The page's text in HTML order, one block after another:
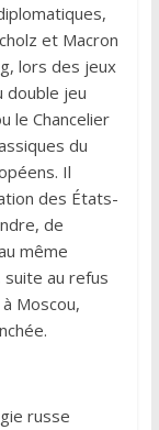
et Macron
lors des jeux
double jeu
le Chancelier
du
Il
des États-
de
même
suite au refus
Moscou,
russe